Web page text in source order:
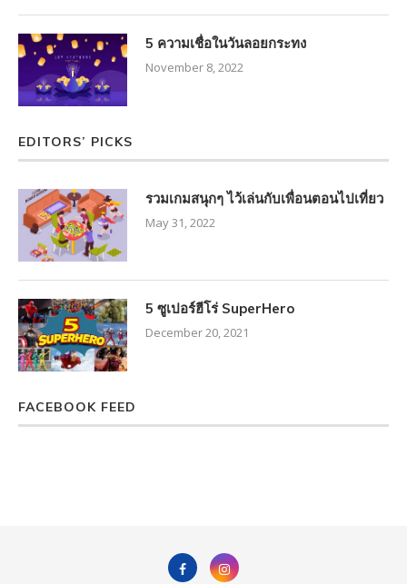
5 ความเชื่อในวันลอยกระทง
November 8, 2022
EDITORS’ PICKS
รวมเกมสนุกๆ ไว้เล่นกับเพื่อนตอนไปเที่ยว
May 31, 2022
5 ซูเปอร์ฮีโร่ SuperHero
December 20, 2021
FACEBOOK FEED